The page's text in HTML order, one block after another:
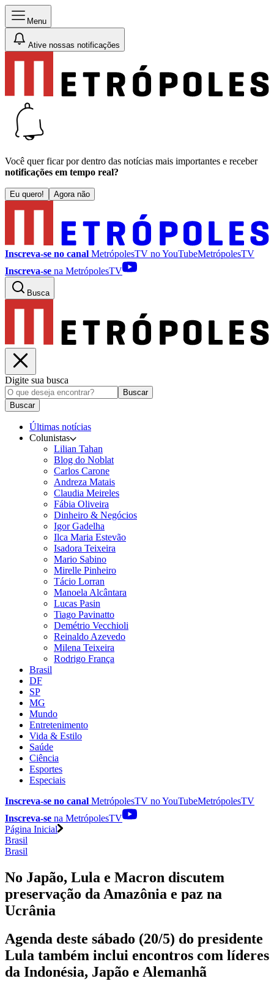
Menu
Ative nossas notificações
Você quer ficar por dentro das notícias mais importantes e receber
notificações em tempo real?
Eu quero! Agora não
Inscreva-se no canal MetrópolesTV noYouTubeMetrópolesTV
Inscreva-se na MetrópolesTV
Busca
Digite sua busca
Buscar
Buscar
Últimas notícias
Colunistas
Lilian Tahan
Blog do Noblat
Carlos Carone
Andreza Matais
Claudia Meireles
Fábia Oliveira
Dinheiro & Negócios
Igor Gadelha
Ilca Maria Estevão
Isadora Teixeira
Mario Sabino
Mirelle Pinheiro
Tácio Lorran
Manoela Alcântara
Lucas Pasin
Tiago Pavinatto
Demétrio Vecchioli
Reinaldo Azevedo
Milena Teixeira
Rodrigo França
Brasil
DF
SP
MG
Mundo
Entretenimento
Vida & Estilo
Saúde
Ciência
Esportes
Especiais
Inscreva-se no canal MetrópolesTV noYouTubeMetrópolesTV
Inscreva-se na MetrópolesTV
Página Inicial
Brasil
Brasil
No Japão, Lula e Macron discutem
preservação da Amazônia e paz na
Ucrânia
Agenda deste sábado (20/5) do presidente
Lula também inclui encontros com líderes
da Indonésia, Japão e Alemanhã